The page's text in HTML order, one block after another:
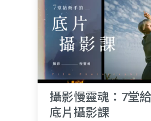
攝影慢靈魂：7堂
底片攝影課